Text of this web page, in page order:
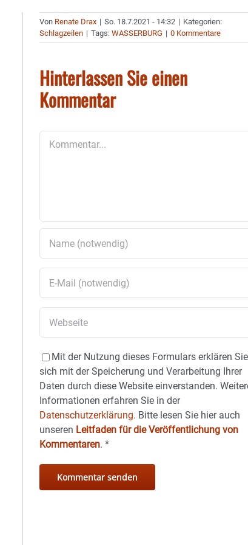
Von Renate Drax | So. 18.7.2021 - 14:32 | Kategorien:
Schlagzeilen | Tags:WASSERBURG | 0 Kommentare
Hinterlassen Sie einen
Kommentar
Mit der Nutzung dieses Formulars erklären Sie
sich mit der Speicherung und Verarbeitung Ihrer
Daten durch diese Website einverstanden.
Informationen erfahren Sie in der
Datenschutzerklärung. Bitte lesen Sie hier auch
unseren Leitfaden für die Veröffentlichung von
Kommentaren.*